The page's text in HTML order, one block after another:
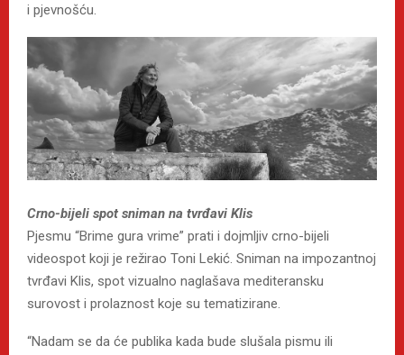
i pjevnošću.
Crno-bijeli spot sniman na tvrđavi Klis
Pjesmu “Brime gura vrime” prati i dojmljiv crno-bijeli
videospot koji je režirao Toni Lekić. Sniman na impozantnoj
tvrđavi Klis, spot vizualno naglašava mediteransku
surovost i prolaznost koje su tematizirane.
“Nadam se da će publika kada bude slušala pismu ili